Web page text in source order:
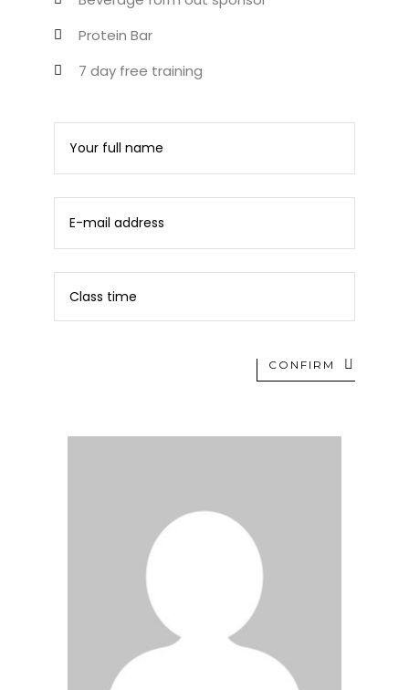
Protein Bar
7 day free training
CONFIRM